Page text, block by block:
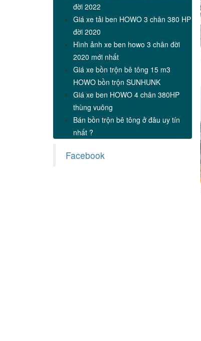
đời 2022
Giá xe tải ben HOWO 3 chân 380 HP
đời 2020
Hình ảnh xe ben howo 3 chân đời
2020 mới nhất
Giá xe bồn trộn bê tông 15 m3
HOWO bồn trộn SUNHUNK
Giá xe ben HOWO 4 chân 380HP
thùng vuông
Bán bồn trộn bê tông ở đâu uy tín
nhất ?
Facebook